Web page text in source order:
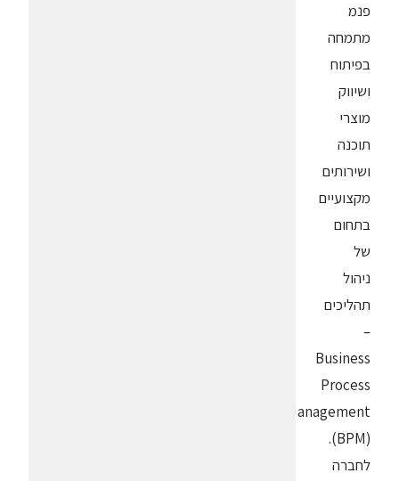
פנמ
מתמחה
בפיתוח
ושיווק
מוצרי
תוכנה
ושירותים
מקצועיים
בתחום
של
ניהול
תהליכים
–
Business
Process
Management
(BPM).
לחברה